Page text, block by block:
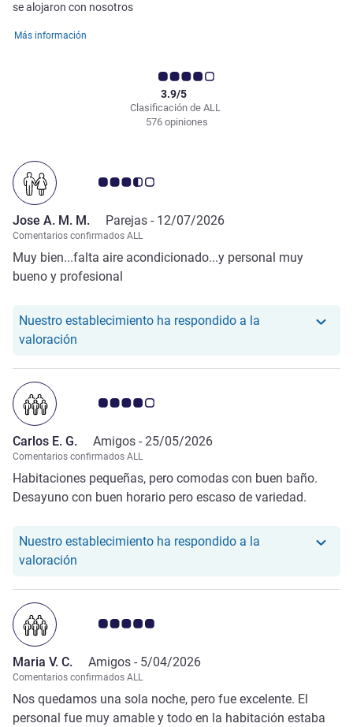
se alojaron con nosotros
Más información
Clasificación de ALL
3.9/5
576 opiniones
Nota de clientes de Avis 3.5/5
Jose A. M. M. Parejas - 12/07/2026
Comentarios confirmados ALL
Muy bien...falta aire acondicionado...y personal muy
bueno y profesional
Nuestro establecimiento ha respondido a la
valoración
Nota de clientes de Avis 4.0/5
Carlos E. G. Amigos - 25/05/2026
Comentarios confirmados ALL
Habitaciones pequeñas, pero comodas con buen baño.
Desayuno con buen horario pero escaso de variedad.
Nuestro establecimiento ha respondido a la
valoración
Nota de clientes de Avis 5.0/5
Maria V. C. Amigos - 5/04/2026
Comentarios confirmados ALL
Nos quedamos una sola noche, pero fue excelente. El
personal fue muy amable y todo en la habitación estaba